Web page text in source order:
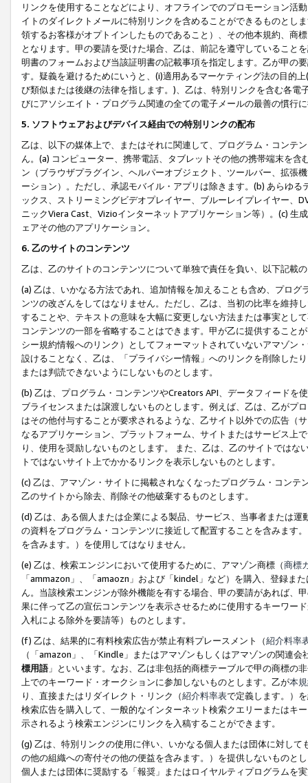
リンクを使用することなどにより、オフラインでのプロモーション活
イトのダイレクトメールに特別リンクを含めることができるものとし
領するお客様がオプトインしたものであること）、その他本規約、商
となります。甲の要請を受けた場合、乙は、前記を遵守していること
明書のフォームおよび当該証明書の記載事項を指定します。乙が甲の
す。疑義を避けるためにいうと、(i)適用あるマーケティング法の目的
び類似または後継の法律を指します。)、乙は、特別リンクを含む各
びにアソシエイト・プログラム関連の全ての電子メールの最善の慣行
5. ソフトウェアおよびデバイス経由での特別リンクの配布
乙は、以下の媒体上で、またはそれに関連して、プログラム・コンテ
ん。(a) コンピューター、携帯電話、タブレットその他の携帯端末を
ン（ブラウザプラグイン、ヘルパーオブジェクト、ツールバー、拡張
ーション）。ただし、承認モバイル・アプリは除きます。(b) あらゆ
ックス、ストリーミングビデオプレイヤー、ブルーレイプレイヤー、
ニックViera Cast、Vizioインターネットアプリケーション等）。(c)
ェアその他のアプリケーション。
6. 乙のサイトのコンテンツ
乙は、乙のサイトのコンテンツについて単独で責任を負い、以下記載
(a) 乙は、いかなる方法であれ、追加情報を加えることも含め、プロ
ンツの改ざんをしてはなりません。ただし、乙は、当初の比率を維持
することや、テキストの意味を大幅に変更しない方法または事実とし
コンテンツの一部を省略することはできます。甲が乙に提供すること
シー規約情報へのリンク）としてフォーマットされていないアマゾン
設けることなく、乙は、「プライバシー情報」へのリンクを削除した
または判読できないようにしないものとします。
(b) 乙は、プログラム・コンテンツやCreators API、データフィード
ブライセンスまたは譲渡しないものとします。例えば、乙は、乙がプ
はその他付与することが要求されるような、乙サイト以外での広告（
なるアプリケーション、プラットフォーム、サイトまたはサービス上
り、使用を奨励しないものとします。 また、乙は、乙のサイトでは
トではないサイト上でかかるリンクを表示しないものとします。
(c) 乙は、アマゾン・サイトに掲載されなくなったプログラム・コン
乙のサイトから除去、削除その他破棄するものとします。
(d) 乙は、ある個人または企業による製品、サービス、当事者または
の資料をプログラム・コンテンツに接近して配置することを含みます
を含みます。）を使用してはなりません。
(e) 乙は、検索エンジンにおいて使用するために、アマゾン商標（商標
「ammazon」、「amaozn」および「kindel」など）を購入、登録ま
ん。当該検索エンジンが除外機能を有する場合、甲の要請があれば、
果に伴って乙の宣伝コンテンツを表示させるために使用するキーワー
入札による除外を要請等）ものとします。
(f) 乙は、結果的に有料検索広告が禁止有料プレースメント（紹介料率
（「amazon」、「Kindle」またはアマゾンもしくはアマゾンの関連
標用語」といいます。なお、乙は非包括的商標テーブルで甲の商標の
上でのキーワード・オークションに参加しないものとします。乙が本
り、直接またはリダイレクト・リンク（紹介料率表で定義します。）
検索広告を購入して、一般的なインターネット検索クエリーまたはキ
示されるよう検索エンジンにリンクを入稿することができます。
(g) 乙は、特別リンクの使用に伴い、いかなる個人または団体に対し
の他の組織への寄付その他の便益を含みます。）を提供しないものと
個人または団体に奨励する「報奨」またはロイヤルティプログラムを